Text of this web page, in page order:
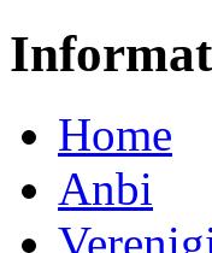
Home
Anbi